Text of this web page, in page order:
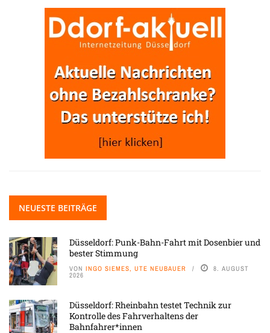
NEUESTE BEITRÄGE
Düsseldorf: Punk-Bahn-Fahrt mit Dosenbier und
bester Stimmung
VON INGO SIEMES, UTE NEUBAUER 8. AUGUST
2026
Düsseldorf: Rheinbahn testet Technik zur
Kontrolle des Fahrverhaltens der
Bahnfahrer*innen